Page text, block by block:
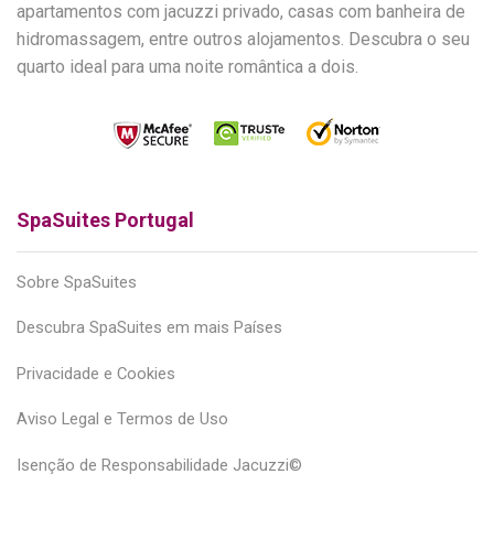
apartamentos com jacuzzi privado, casas com banheira de
hidromassagem, entre outros alojamentos. Descubra o seu
quarto ideal para uma noite romântica a dois.
SpaSuites Portugal
Sobre SpaSuites
Descubra SpaSuites em mais Países
Privacidade e Cookies
Aviso Legal e Termos de Uso
Isenção de Responsabilidade Jacuzzi©